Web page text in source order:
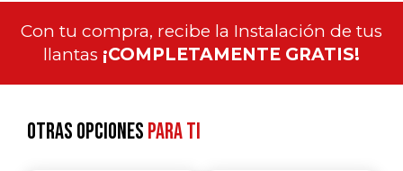
Con tu compra, recibe la Instalación de tus
llantas ¡COMPLETAMENTE GRATIS!
Otras opcionespara ti